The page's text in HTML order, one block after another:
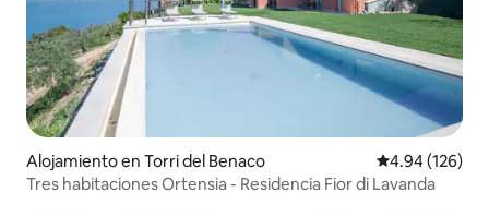
Alojamiento en Torri del Benaco Calificación
4.94 (126)
Tres habitaciones Ortensia - Residencia Fior di Lavanda